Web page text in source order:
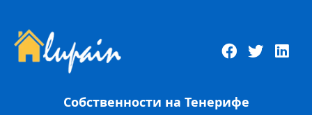
Собственности на Тенерифе